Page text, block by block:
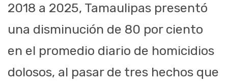
2018 a 2025, Tamaulipas presentó
una disminución de 80 por ciento
en el promedio diario de homicidios
dolosos, al pasar de tres hechos que